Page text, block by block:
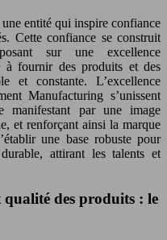
entité qui inspire confiance
Cette confiance se construit
sur une excellence
à fournir des produits et des
et constante. L’excellence
Manufacturing s’unissent
manifestant par une image
et renforçant ainsi la marque
une base robuste pour
attirant les talents et
des produits : le